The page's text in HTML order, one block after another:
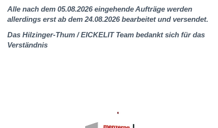
Alle nach dem 05.08.2026 eingehende Aufträge werden
allerdings erst ab dem 24.08.2026 bearbeitet und versendet.
Das Hilzinger-Thum / EICKELIT Team bedankt sich für das
Verständnis